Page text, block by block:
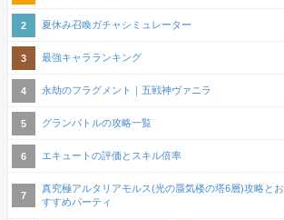
夏休み召喚ガチャシミュレーター
最強キャラランキング
永劫のフラグメント｜五戦神ヴァニラ
グランバトルの攻略一覧
エキュートの評価とスキル倍率
真究極アルタリアモルス(光の蜃気楼の塔6層)攻略とお
すすめパーティ